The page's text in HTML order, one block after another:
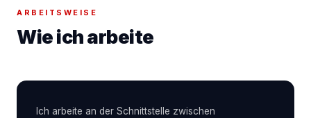
ARBEITSWEISE
Wie ich arbeite
Ich arbeite an der Schnittstelle zwischen